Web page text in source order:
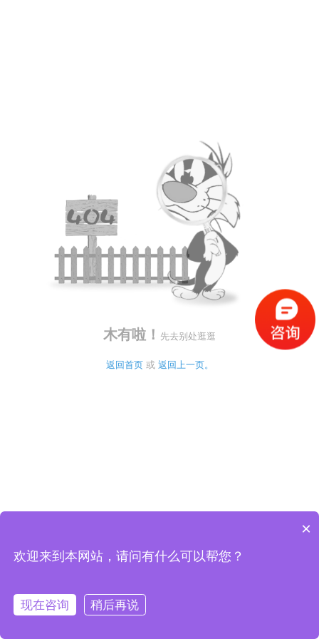
木有啦！ 先去别处逛逛
返回首页 或 返回上一页。
×
欢迎来到本网站，请问有什么可以帮您？
现在咨询 稍后再说